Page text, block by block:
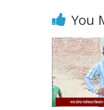
You